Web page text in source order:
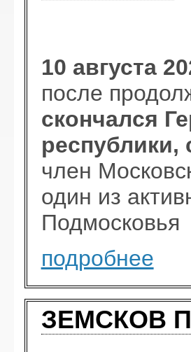
10 августа
после
скончался
республики,
член
один из
Подмосковья
подробнее
ЗЕМСКОВ